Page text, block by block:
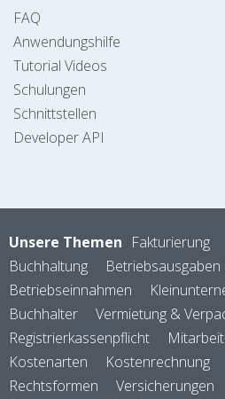
FAQ
Anwendungshilfe
Tutorial Videos
Schulungen
Schnittstellen
Developer API
Unsere Themen Fakturierung
Buchhaltung
Betriebseinnahmen
Buchhalter
Vermietung &
Registrierkassenpflicht
Kostenarten
Kostenrechnung
Rechtsformen
Versicherungen